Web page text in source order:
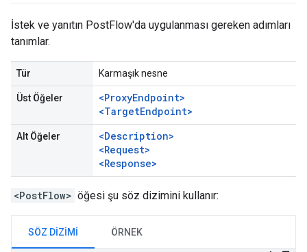
İstek ve yanıtın PostFlow'da uygulanması gereken adımları
tanımlar.
Tür Karmaşık nesne
Üst Öğeler
<ProxyEndpoint>
<TargetEndpoint>
Alt Öğeler
<Description>
<Request>
<Response>
<PostFlow> öğesi şu söz dizimini kullanır:
SÖZ DIZIMI ÖRNEK